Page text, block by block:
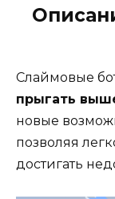
Слаймовые
прыгать
новые
позволяя
достигать